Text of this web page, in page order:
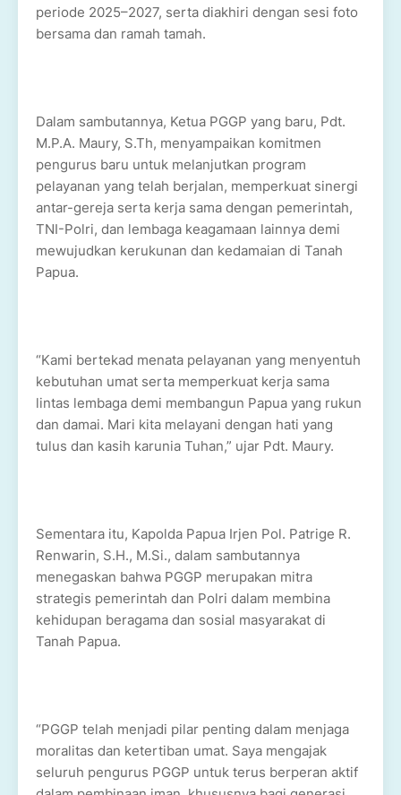
periode 2025–2027, serta diakhiri dengan sesi foto
bersama dan ramah tamah.
Dalam sambutannya, Ketua PGGP yang baru, Pdt.
M.P.A. Maury, S.Th, menyampaikan komitmen
pengurus baru untuk melanjutkan program
pelayanan yang telah berjalan, memperkuat sinergi
antar-gereja serta kerja sama dengan pemerintah,
TNI-Polri, dan lembaga keagamaan lainnya demi
mewujudkan kerukunan dan kedamaian di Tanah
Papua.
“Kami bertekad menata pelayanan yang menyentuh
kebutuhan umat serta memperkuat kerja sama
lintas lembaga demi membangun Papua yang rukun
dan damai. Mari kita melayani dengan hati yang
tulus dan kasih karunia Tuhan,” ujar Pdt. Maury.
Sementara itu, Kapolda Papua Irjen Pol. Patrige R.
Renwarin, S.H., M.Si., dalam sambutannya
menegaskan bahwa PGGP merupakan mitra
strategis pemerintah dan Polri dalam membina
kehidupan beragama dan sosial masyarakat di
Tanah Papua.
“PGGP telah menjadi pilar penting dalam menjaga
moralitas dan ketertiban umat. Saya mengajak
seluruh pengurus PGGP untuk terus berperan aktif